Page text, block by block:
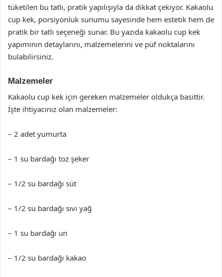
tüketilen bu tatlı, pratik yapılışıyla da dikkat çekiyor. Kakaolu
cup kek, porsiyonluk sunumu sayesinde hem estetik hem de
pratik bir tatlı seçeneği sunar. Bu yazıda kakaolu cup kek
yapımının detaylarını, malzemelerini ve püf noktalarını
bulabilirsiniz.
Malzemeler
Kakaolu cup kek için gereken malzemeler oldukça basittir.
İşte ihtiyacınız olan malzemeler:
– 2 adet yumurta
– 1 su bardağı toz şeker
– 1/2 su bardağı süt
– 1/2 su bardağı sıvı yağ
– 1 su bardağı un
– 1/2 su bardağı kakao